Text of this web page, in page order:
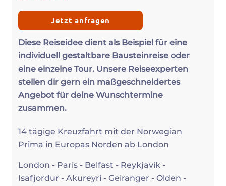
Jetzt anfragen
Diese Reiseidee dient als Beispiel für eine
individuell gestaltbare Bausteinreise oder
eine einzelne Tour. Unsere Reiseexperten
stellen dir gern ein maßgeschneidertes
Angebot für deine Wunschtermine
zusammen.
14 tägige Kreuzfahrt mit der Norwegian
Prima in Europas Norden ab London
London - Paris - Belfast - Reykjavik -
Isafjordur - Akureyri - Geiranger - Olden -